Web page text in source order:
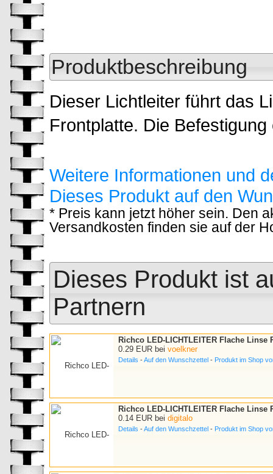
Produktbeschreibung
Dieser Lichtleiter führt das
Frontplatte. Die
Weitere Informationen und
Dieses Produkt auf den
* Preis kann jetzt höher sein. Den
Versandkosten finden sie auf der
Dieses Produkt ist
Partnern
Richco LED-LICHTLEITER Flache Linse
0.29 EUR bei voelkner
Details -Auf den Wunschzettel - Produkt im Shop
Richco LED-LICHTLEITER Flache Linse
0.14 EUR bei digitalo
Details -Auf den Wunschzettel - Produkt im Shop